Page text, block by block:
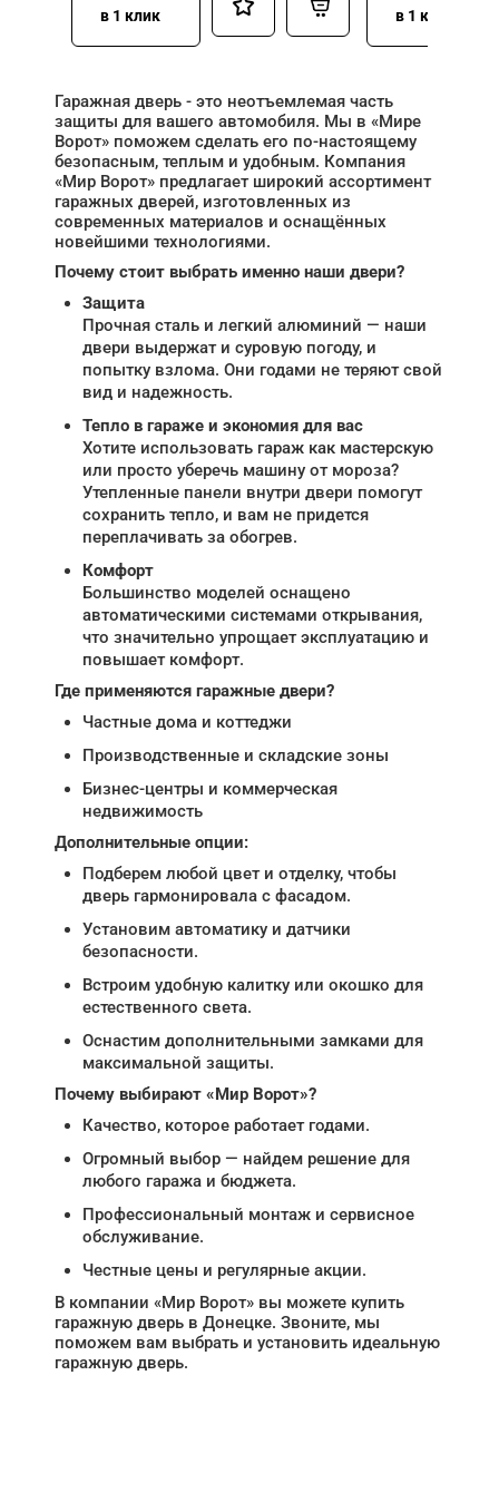
в 1 клик
в 1 клик
Гаражная дверь - это неотъемлемая часть
защиты для вашего автомобиля. Мы в «Мире
Ворот» поможем сделать его по-настоящему
безопасным, теплым и удобным. Компания
«Мир Ворот» предлагает широкий ассортимент
гаражных дверей, изготовленных из
современных материалов и оснащённых
новейшими технологиями.
Почему стоит выбрать именно наши двери?
Защита
Прочная сталь и легкий алюминий — наши
двери выдержат и суровую погоду, и
попытку взлома. Они годами не теряют свой
вид и надежность.
Тепло в гараже и экономия для вас
Хотите использовать гараж как мастерскую
или просто уберечь машину от мороза?
Утепленные панели внутри двери помогут
сохранить тепло, и вам не придется
переплачивать за обогрев.
Комфорт
Большинство моделей оснащено
автоматическими системами открывания,
что значительно упрощает эксплуатацию и
повышает комфорт.
Где применяются гаражные двери?
Частные дома и коттеджи
Производственные и складские зоны
Бизнес-центры и коммерческая
недвижимость
Дополнительные опции:
Подберем любой цвет и отделку, чтобы
дверь гармонировала с фасадом.
Установим автоматику и датчики
безопасности.
Встроим удобную калитку или окошко для
естественного света.
Оснастим дополнительными замками для
максимальной защиты.
Почему выбирают «Мир Ворот»?
Качество, которое работает годами.
Огромный выбор — найдем решение для
любого гаража и бюджета.
Профессиональный монтаж и сервисное
обслуживание.
Честные цены и регулярные акции.
В компании «Мир Ворот» вы можете купить
гаражную дверь в Донецке. Звоните, мы
поможем вам выбрать и установить идеальную
гаражную дверь.